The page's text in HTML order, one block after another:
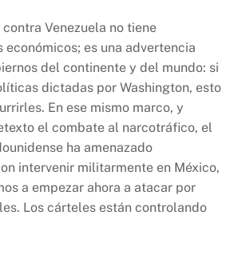
Venezuela no tiene
económicos; es una advertencia
del continente y del mundo: si
dictadas por Washington, esto
En ese mismo marco, y
el combate al narcotráfico, el
ha amenazado
intervenir militarmente en México,
a empezar ahora a atacar por
Los cárteles están controlando